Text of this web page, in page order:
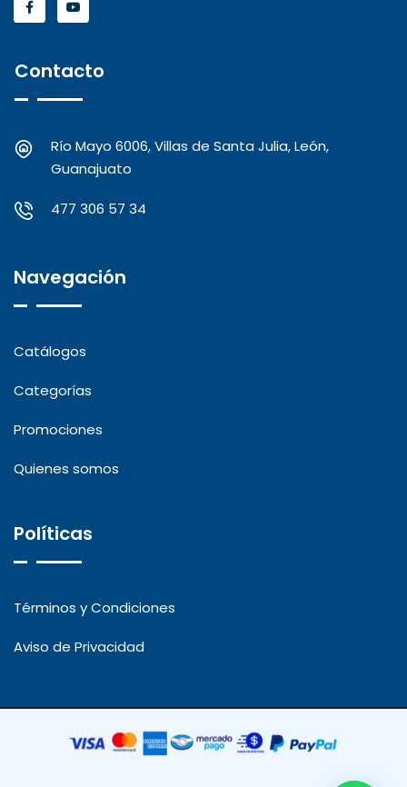
Contacto
Río Mayo 6006, Villas de Santa Julia, León,
Guanajuato
477 306 57 34
Navegación
Catálogos
Categorías
Promociones
Quienes somos
Políticas
Términos y Condiciones
Aviso de Privacidad